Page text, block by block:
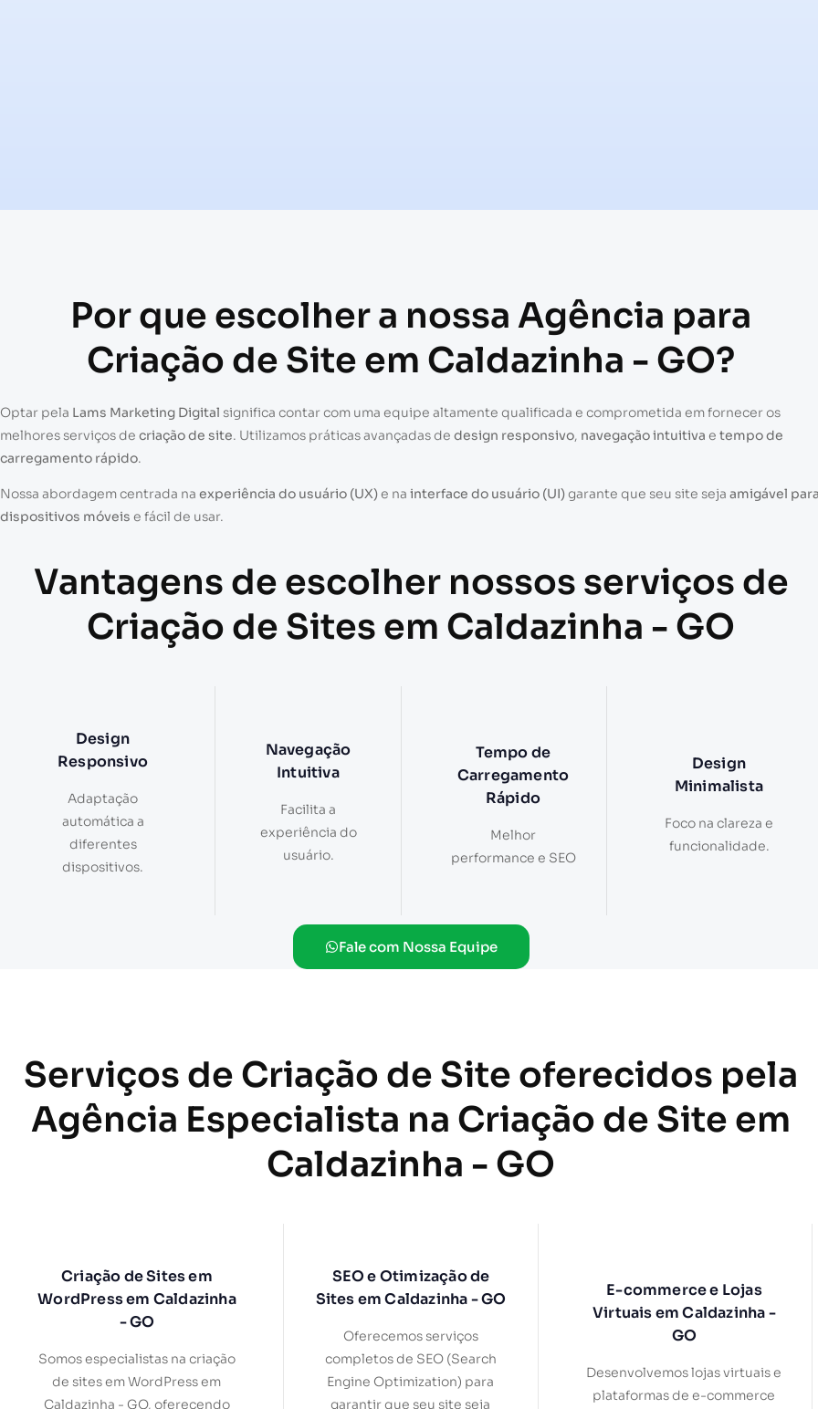
Por que escolher a nossa Agência para
Criação de Site em Caldazinha - GO?
Optar pela Lams Marketing Digital significa contar com uma equipe altamente qualificada e comprometida em fornecer os
melhores serviços de criação de site. Utilizamos práticas avançadas de design responsivo, navegação intuitiva e tempo de
carregamento rápido.
Nossa abordagem centrada na experiência do usuário (UX)e na interface do usuário (UI)garante que seu site seja amigável
dispositivos móveis e fácil de usar.
Vantagens de escolher nossos serviços de
Criação de Sites em Caldazinha - GO
Design
Responsivo
Adaptação
automática a
diferentes
dispositivos.
Navegação
Intuitiva
Facilita a
experiência do
usuário.
Tempo de
Carregamento
Rápido
Melhor
performance e SEO
Design
Minimalista
Foco na clareza e
funcionalidade.
Fale com Nossa Equipe
Serviços de Criação de Site oferecidos pela
Agência Especialista na Criação de Site em
Caldazinha - GO
Criação de Sites em
WordPress em Caldazinha
- GO
Somos especialistas na criação
de sites em WordPress em
Caldazinha - GO, oferecendo
SEO e Otimização de
Sites em Caldazinha - GO
Oferecemos serviços
completos de SEO (Search
Engine Optimization) para
garantir que seu site seja
E-commerce e Lojas
Virtuais em Caldazinha -
GO
Desenvolvemos lojas virtuais e
plataformas de e-commerce